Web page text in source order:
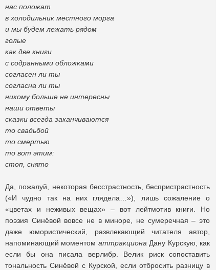
нас положат
в холодильник местного морга
и мы будем лежать рядом
голые
как две книги
с содранными обложками
согласен ли ты
согласна ли ты
никому больше не интересны
наши ответы
сказки всегда заканчиваются
то свадьбой
то смертью
то вот этим:
стоп, снято
Да, пожалуй, некоторая бесстрастность, беспристрастность
(«И чудно так на них глядела…»), лишь сожаление о
«цветах и неживых вещах» – вот лейтмотив книги. Но
поэзия Синёвой вовсе не в миноре, не сумеречная – это
даже юмористический, развлекающий читателя автор,
напоминающий моментом аттракциона Дану Курскую, как
если бы она писала верлибр. Велик риск сопоставить
тональность Синёвой с Курской, если отбросить разницу в